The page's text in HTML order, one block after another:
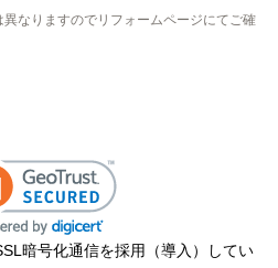
なりますのでリフォームページにてご確
暗号化通信を採用（導入）してい